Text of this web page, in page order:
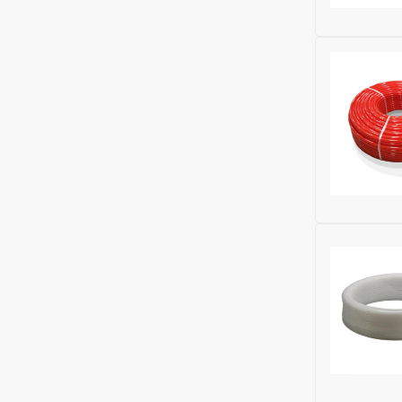
Толщина
ДУ трубы,
Рабочее
Наличие
Толщина
ДУ трубы,
Рабочее
Материал
Наличие